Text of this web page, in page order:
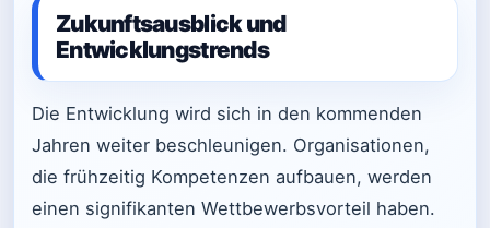
Zukunftsausblick und
Entwicklungstrends
Die Entwicklung wird sich in den kommenden
Jahren weiter beschleunigen. Organisationen,
die frühzeitig Kompetenzen aufbauen, werden
einen signifikanten Wettbewerbsvorteil haben.